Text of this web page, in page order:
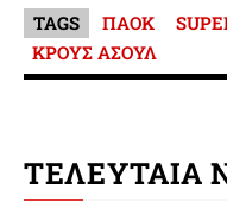
TAGS ΠΑΟΚ
ΚΡΟΥΣ ΑΣΟΥΛ
ΤΕΛΕΥΤΑΙΑ